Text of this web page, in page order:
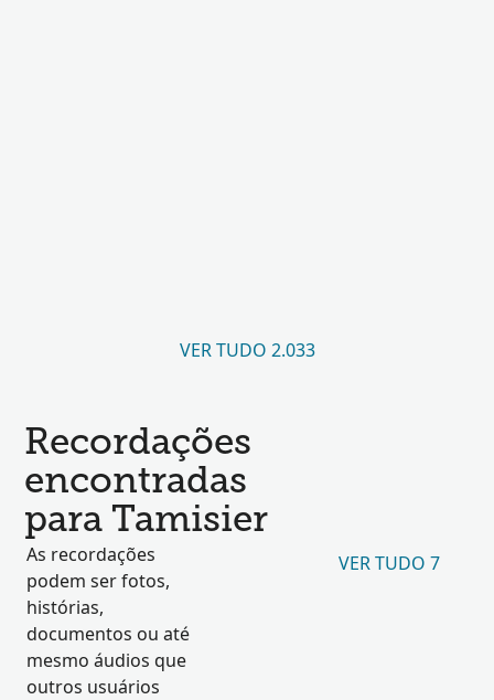
VER TUDO 2.033
Recordações
encontradas
para Tamisier
As recordações
podem ser fotos,
histórias,
documentos ou até
mesmo áudios que
outros usuários
VER TUDO 7